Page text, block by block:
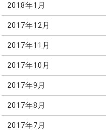
2018年1月
2017年12月
2017年11月
2017年10月
2017年9月
2017年8月
2017年7月